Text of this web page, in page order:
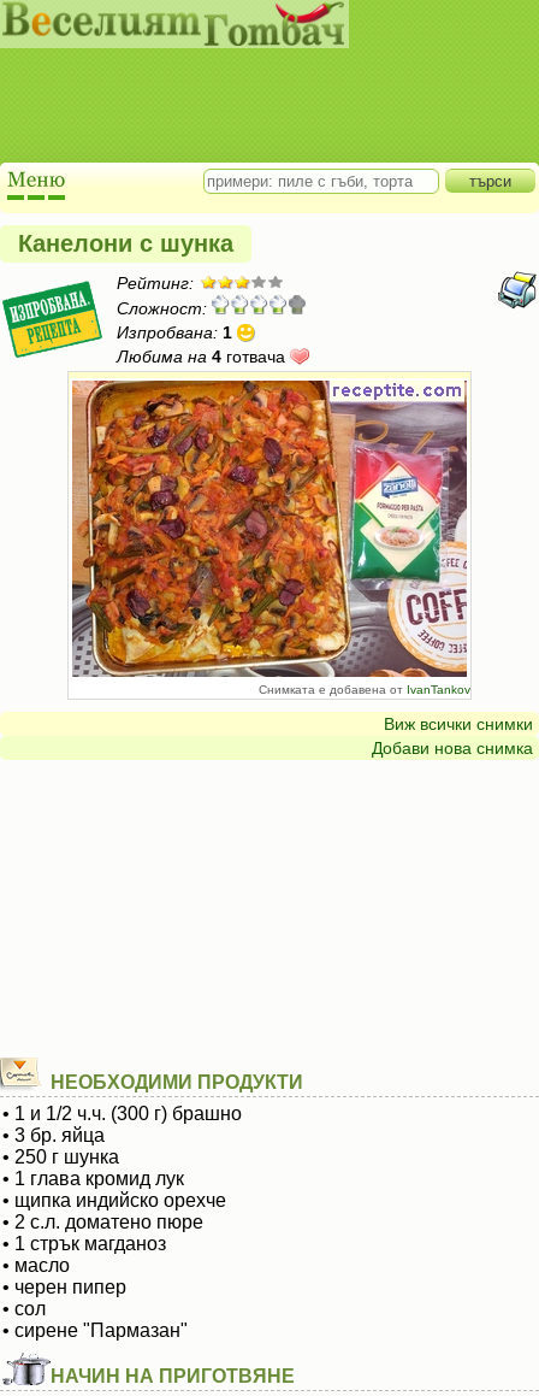
Канелони с шунка
Рейтинг:
Сложност:
Изпробвана: 1
Любима на 4 готвача
Снимката е добавена от IvanTankov
Виж всички снимки
Добави нова снимка
НЕОБХОДИМИ ПРОДУКТИ
• 1 и 1/2 ч.ч. (300 г) брашно
• 3 бр. яйца
• 250 г шунка
• 1 глава кромид лук
• щипка индийско орехче
• 2 с.л. доматено пюре
• 1 стрък магданоз
• масло
• черен пипер
• сол
• сирене "Пармазан"
НАЧИН НА ПРИГОТВЯНЕ